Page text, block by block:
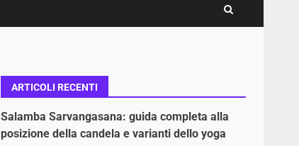
ARTICOLI RECENTI
Salamba Sarvangasana: guida completa alla
posizione della candela e varianti dello yoga